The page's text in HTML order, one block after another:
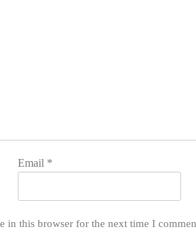
Email *
in this browser for the next time I